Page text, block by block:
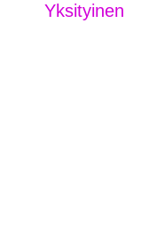
Yksityinen